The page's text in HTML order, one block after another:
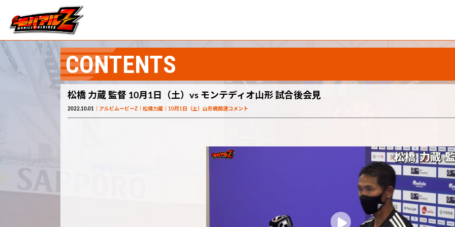
CONTENTS
松橋 力蔵 監督 10月1日（土）vs モンテディオ山形 試合後会見
2022.10.01 アルビムービーZ 松橋力蔵 10月1日（土）山形戦関連コメント